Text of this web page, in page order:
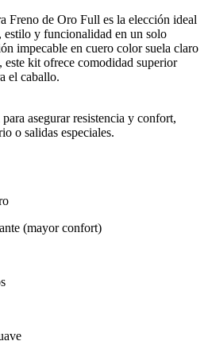
Freno de Oro Full es la elección ideal
estilo y funcionalidad en un solo
impecable en cuero color suela claro
kit ofrece comodidad superior
el caballo.
asegurar resistencia y confort,
o salidas especiales.
(mayor confort)